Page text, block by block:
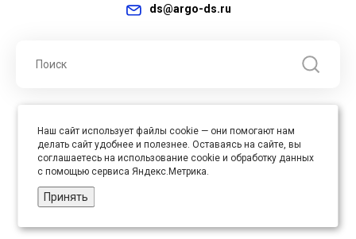
ds@argo-ds.ru
права защищены
Юр. адрес : 105005, г. Москва, ул. Бауманская, д.20, стр. 3
Наш сайт использует файлы cookie — они помогают нам
делать сайт удобнее и полезнее. Оставаясь на сайте, вы
соглашаетесь на использование cookie и обработку данных
с помощью сервиса Яндекс.Метрика.
Принять